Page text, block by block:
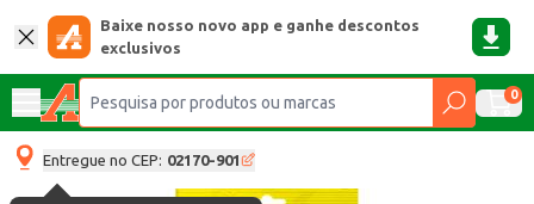
Baixe nosso novo app e ganhe descontos
exclusivos
0
Entregue no CEP: 02170-901